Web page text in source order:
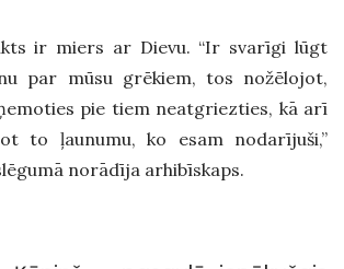
ir miers ar Dievu. “Ir svarīgi lūgt
par mūsu grēkiem, tos nožēlojot,
pie tiem neatgriezties, kā arī
to ļaunumu, ko esam nodarījuši,”
norādīja arhibīskaps.